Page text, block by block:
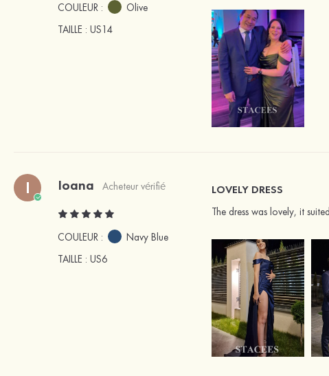
COULEUR :
Olive
TAILLE : US14
I Ioana Acheteur vérifié
COULEUR :
Navy Blue
TAILLE : US6
LOVELY DRESS
The dress was lovely, it